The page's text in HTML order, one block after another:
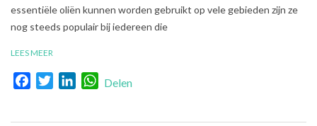
essentiële oliën kunnen worden gebruikt op vele gebieden zijn ze
nog steeds populair bij iedereen die
LEES MEER
FacebookTwitterLinkedInWhatsApp
Delen